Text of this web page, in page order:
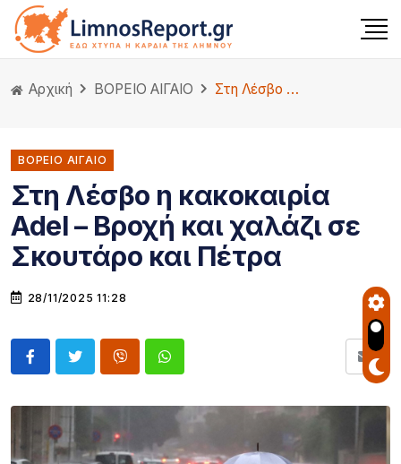
Αρχική ΒΟΡΕΙΟ ΑΙΓΑΙΟ Στη Λέσβο η κακοκαιρία Adel – Βροχή και χαλάζι σε Σκουτάρο και Πέτρα
ΒΟΡΕΙΟ ΑΙΓΑΙΟ
Στη Λέσβο η κακοκαιρία
Adel – Βροχή και χαλάζι σε
Σκουτάρο και Πέτρα
28/11/2025 11:28